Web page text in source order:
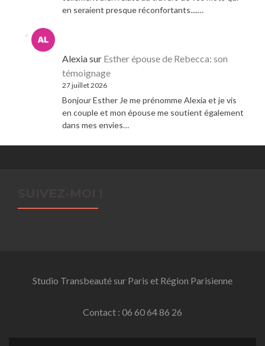
en seraient presque réconfortants....…
Alexiasur Esther épouse de Rebecca: son
témoignage
27 juillet 2026
Bonjour Esther Je me prénomme Alexia et je vis
en couple et mon épouse me soutient également
dans mes envies…
Studio Transbeauté sur Paris et Région Parisienne
Contact : 06 60 64 86 26